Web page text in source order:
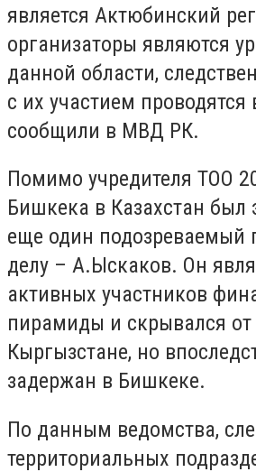
является Актюбинский
организаторы являются
данной области,
с их участием проводятся
сообщили в МВД РК.
Помимо учредителя ТОО
Бишкека в Казахстан был
еще один подозреваемый
делу – А.Ыскаков. Он
активных участников
пирамиды и скрывался от
Кыргызстане, но
задержан в Бишкеке.
По данным ведомства,
территориальных